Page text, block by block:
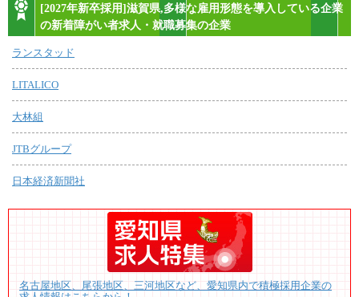
[2027年新卒採用]滋賀県,多様な雇用形態を導入している企業
の新着障がい者求人・就職募集の企業
ランスタッド
LITALICO
大林組
JTBグループ
日本経済新聞社
名古屋地区、尾張地区、三河地区など、愛知県内で積極採用企業の